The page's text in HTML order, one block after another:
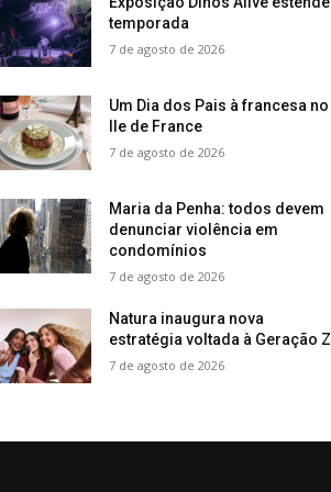
temporada
7 de agosto de 2026
Um Dia dos Pais à francesa no
Ile de France
7 de agosto de 2026
Maria da Penha: todos devem
denunciar violência em
condomínios
7 de agosto de 2026
Natura inaugura nova
estratégia voltada à Geração Z
7 de agosto de 2026